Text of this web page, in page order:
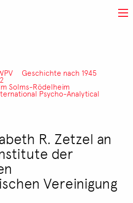
Geschichte nach 1945
Solms-Rödelheim
Psycho-Analytical
R. Zetzel an
der
Vereinigung